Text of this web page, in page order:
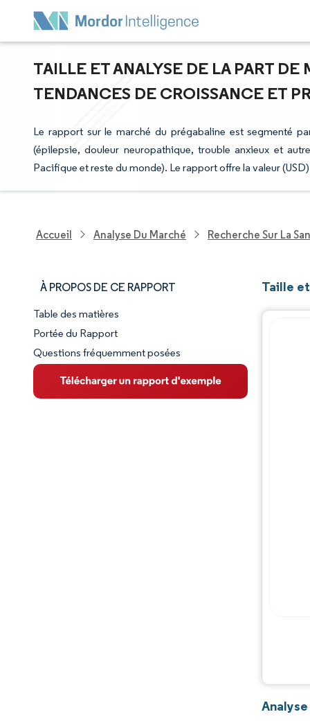
TAILLE ET ANALYSE DE LA PART
TENDANCES DE CROISSANCE ET
Le rapport sur le marché du prégabaline est segmenté
(épilepsie, douleur neuropathique, trouble anxieux et
Pacifique et reste du monde). Le rapport offre la valeur
Accueil Analyse Du Marché Recherche Sur La
À PROPOS DE CE RAPPORT
Aperçu du marché
VUE D’ENSEMBLE DU MARCHÉ
Principales tendances du marché
Table des matières
Portée du Rapport
Questions fréquemment posées
Taille